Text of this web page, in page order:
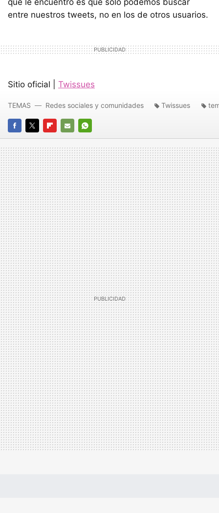
que le encuentro es que sólo podemos buscar
entre nuestros tweets, no en los de otros usuarios.
Sitio oficial | Twissues
FACEBOOK
TWITTERFLIPBOARD
E-
MAIL
WHATSAPP
TEMAS Redes sociales y comunidades Twissues